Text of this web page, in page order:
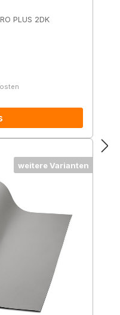
PLUS 2DK
weitere Varianten